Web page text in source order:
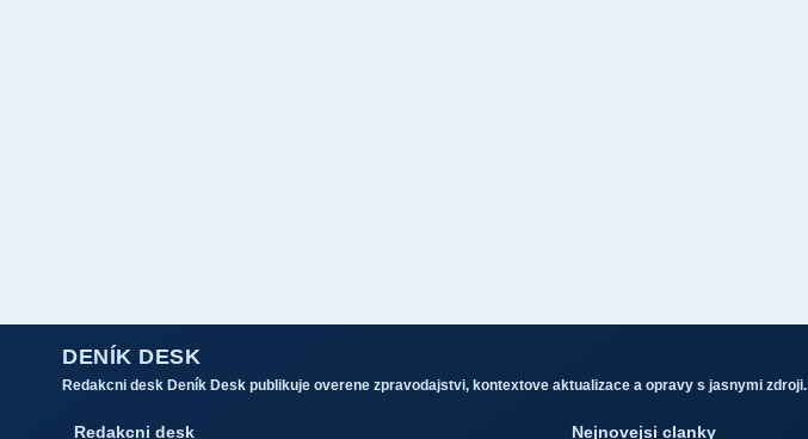
DENÍK DESK
Redakcni desk Deník Desk publikuje overene zpravodajstvi, kontextove aktualizace a opravy s jasnymi zdroji.
Redakcni desk Nejnovejsi clanky